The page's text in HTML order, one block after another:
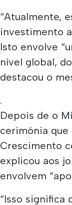
“Atualmente,
investimento
Isto envolve
nível global,
destacou o
.
Depois de o
cerimónia que
Crescimento
explicou aos
envolvem
“Isso significa